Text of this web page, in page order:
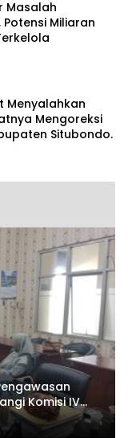
Masalah
Miliaran
Menyalahkan
Mengoreksi
Situbondo.
Komisi IV
pada